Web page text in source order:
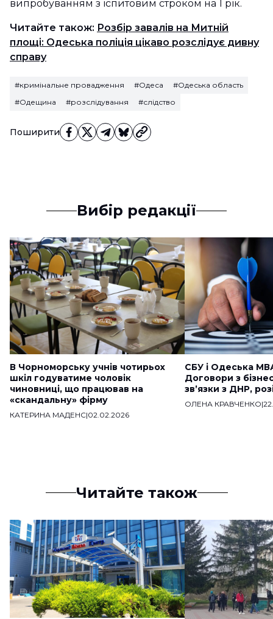
Поширити
випробуванням з іспитовим строком на 1 рік.
Читайте також: Розбір завалів на Митній
площі: Одеська поліція цікаво розслідує дивну
справу
#кримінальне провадження #Одеса
#Одеська область
#Одещина
#розслідування #слідство
Вибір редакції
В Чорноморську учнів чотирьох
шкіл годуватиме чоловік
чиновниці, що працював на
«скандальну» фірму
КАТЕРИНА МАДЕНС|02.02.2026
СБУ і Одеська
Договори з
звʼязки з ДНР,
ОЛЕНА КРАВЧЕНКО|
Читайте також